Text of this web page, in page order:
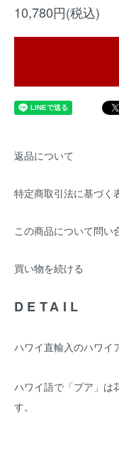
10,780円(税込)
返品について
特定商取引法に基づく
この商品について問い
買い物を続ける
DETAIL
ハワイ直輸入のハワイ
ハワイ語で「プア」は
す。